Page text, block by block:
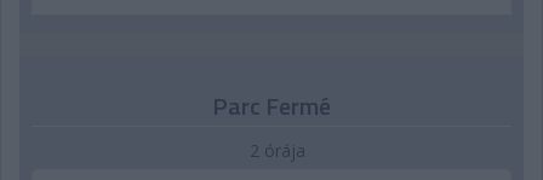
Parc Fermé
2 órája